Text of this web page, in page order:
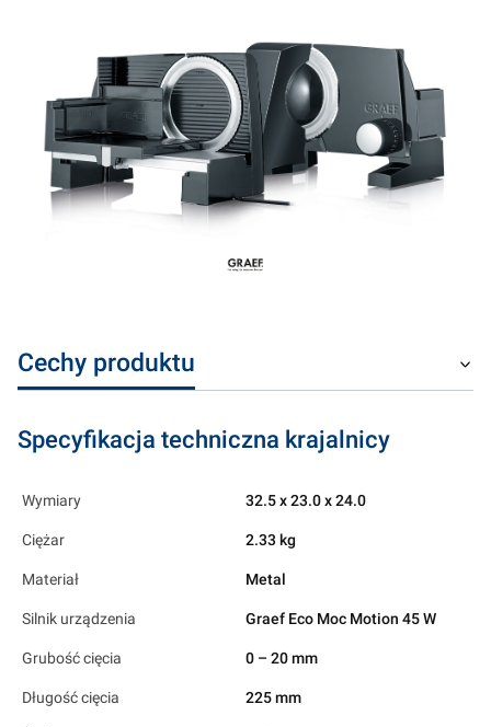
Cechy produktu
Specyfikacja techniczna krajalnicy
Wymiary 32.5 x 23.0 x 24.0
Ciężar 2.33 kg
Materiał Metal
Silnik urządzenia Graef Eco Moc Motion 45 W
Grubość cięcia 0 – 20 mm
Długość cięcia 225 mm